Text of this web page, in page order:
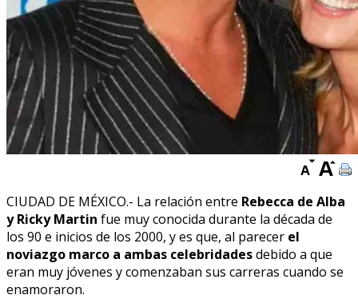
CIUDAD DE MÉXICO.- La relación entre Rebecca de Alba
y Ricky Martin fue muy conocida durante la década de
los 90 e inicios de los 2000, y es que, al parecer el
noviazgo marco a ambas celebridadesdebido a que
eran muy jóvenes y comenzaban sus carreras cuando se
enamoraron.